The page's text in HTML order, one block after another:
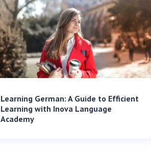
Learning German: A Guide to Efficient
Learning with Inova Language
Academy